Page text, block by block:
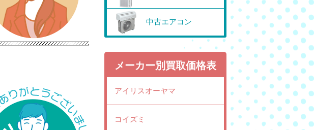
中古エアコン
メーカー別買取価格表
アイリスオーヤマ
コイズミ